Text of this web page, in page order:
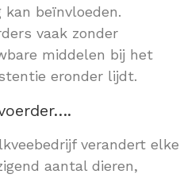
beïnvloeden.
vaak zonder
middelen bij het
eronder lijdt.
verandert elke
aantal dieren,